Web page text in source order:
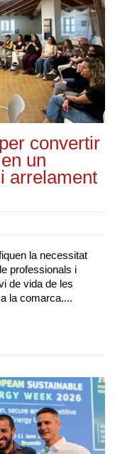
convertir
un
arrelament
la necessitat
professionals i
de vida de les
la comarca....